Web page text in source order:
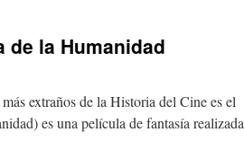
de la Humanidad
extraños de la Historia del Cine es el
es una película de fantasía realizada